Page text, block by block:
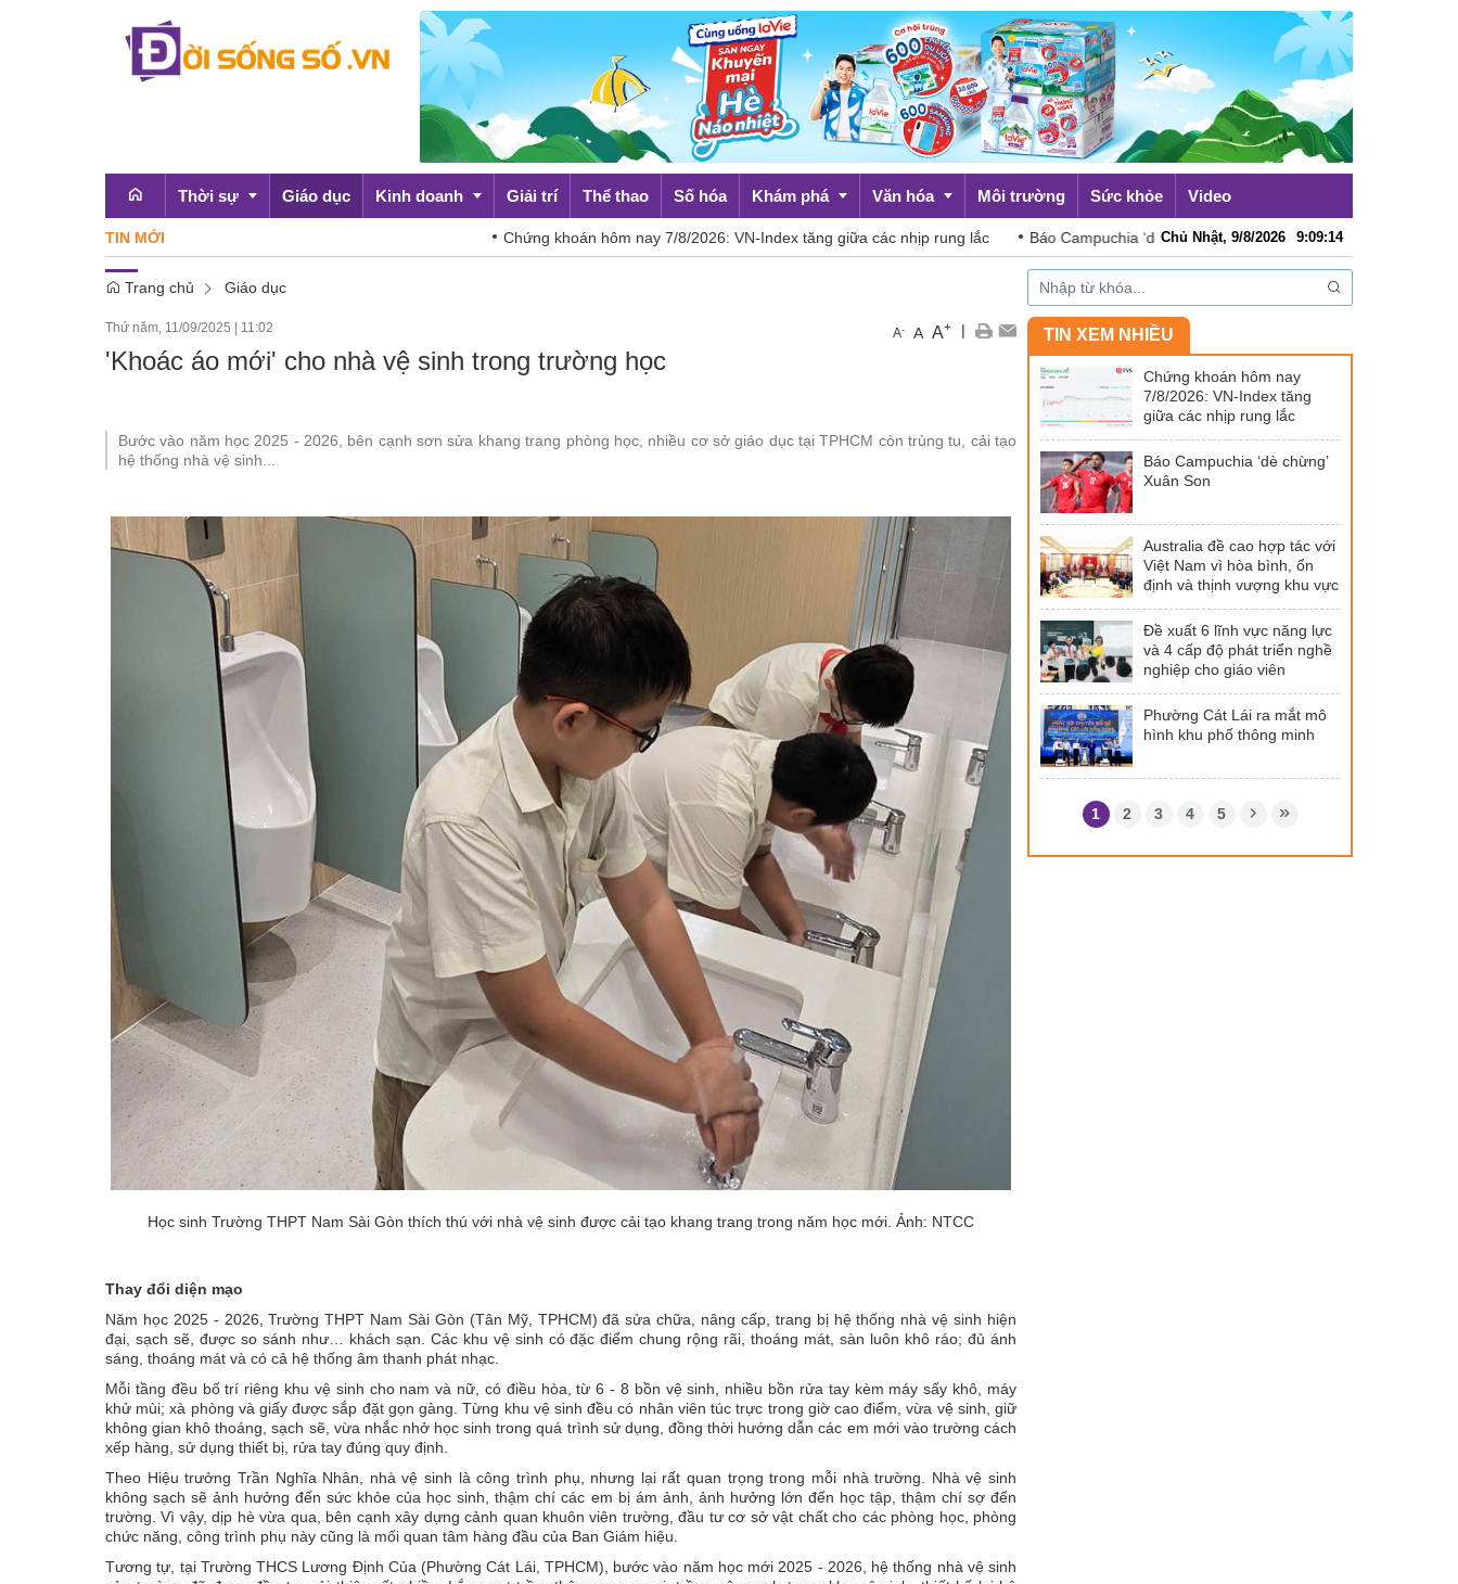
Thời sự
Emagazine
Giáo dục Kinh doanh Giải trí Thể thao Số hóa Khám phá Văn hóa Môi trường Sức khỏe Video
TIN MỚI Chứng khoán hôm nay 7/8/2026: VN-Index tăng giữa các nhịp rung lắc Báo Campuchia ‘dè chừng’ Xuân Son Australia đề cao hợp tác với
Chủ Nhật, 9/8/2026 9:09:16
Trang chủ Giáo dục
Thứ năm, 11/09/2025 11:02 A- A A+ |
'Khoác áo mới' cho nhà vệ sinh trong trường học
Bước vào năm học 2025 - 2026, bên cạnh sơn sửa khang trang phòng học, nhiều cơ sở giáo dục tại TPHCM còn trùng tu, cải tạo
hệ thống nhà vệ sinh...
Học sinh Trường THPT Nam Sài Gòn thích thú với nhà vệ sinh được cải tạo khang trang trong năm học mới. Ảnh: NTCC
Thay đổi diện mạo
Năm học 2025 - 2026, Trường THPT Nam Sài Gòn (Tân Mỹ, TPHCM) đã sửa chữa, nâng cấp, trang bị hệ thống nhà vệ sinh hiện
đại, sạch sẽ, được so sánh như… khách sạn. Các khu vệ sinh có đặc điểm chung rộng rãi, thoáng mát, sàn luôn khô ráo; đủ ánh
sáng, thoáng mát và có cả hệ thống âm thanh phát nhạc.
Mỗi tầng đều bố trí riêng khu vệ sinh cho nam và nữ, có điều hòa, từ 6 - 8 bồn vệ sinh, nhiều bồn rửa tay kèm máy sấy khô, máy
khử mùi; xà phòng và giấy được sắp đặt gọn gàng. Từng khu vệ sinh đều có nhân viên túc trực trong giờ cao điểm, vừa vệ sinh, giữ
không gian khô thoáng, sạch sẽ, vừa nhắc nhở học sinh trong quá trình sử dụng, đồng thời hướng dẫn các em mới vào trường cách
xếp hàng, sử dụng thiết bị, rửa tay đúng quy định.
Theo Hiệu trưởng Trần Nghĩa Nhân, nhà vệ sinh là công trình phụ, nhưng lại rất quan trọng trong mỗi nhà trường. Nhà vệ sinh
không sạch sẽ ảnh hưởng đến sức khỏe của học sinh, thậm chí các em bị ám ảnh, ảnh hưởng lớn đến học tập, thậm chí sợ đến
trường. Vì vậy, dịp hè vừa qua, bên cạnh xây dựng cảnh quan khuôn viên trường, đầu tư cơ sở vật chất cho các phòng học, phòng
chức năng, công trình phụ này cũng là mối quan tâm hàng đầu của Ban Giám hiệu.
Tương tự, tại Trường THCS Lương Định Của (Phường Cát Lái, TPHCM), bước vào năm học mới 2025 - 2026, hệ thống nhà vệ sinh
TIN XEM NHIỀU
Chứng khoán hôm nay
7/8/2026: VN-Index tăng
giữa các nhịp rung lắc
Báo Campuchia ‘dè chừng’
Xuân Son
Australia đề cao hợp tác với
Việt Nam vì hòa bình, ổn
định và thịnh vượng khu vực
Đề xuất 6 lĩnh vực năng lực
và 4 cấp độ phát triển nghề
nghiệp cho giáo viên
Phường Cát Lái ra mắt mô
hình khu phố thông minh
1 2 3 4 5